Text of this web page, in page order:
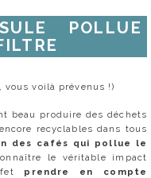
POLLUE
voilà prévenus !)
beau produire des déchets
recyclables dans tous
des cafés qui pollue le
le véritable impact
prendre en compte